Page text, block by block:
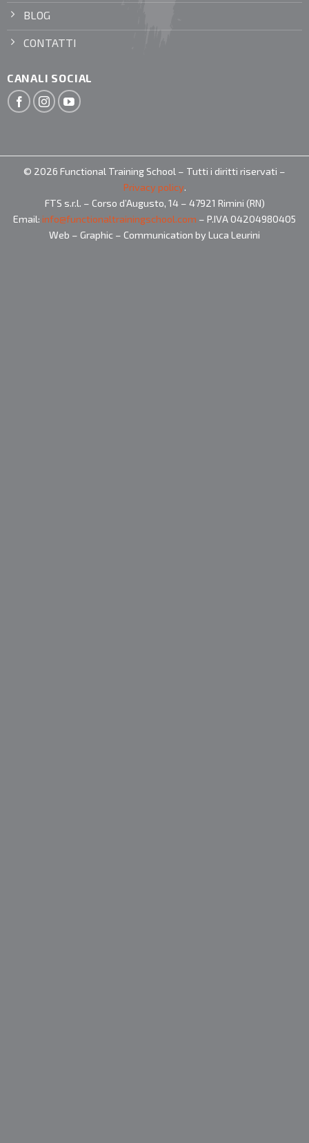
BLOG
CONTATTI
CANALI SOCIAL
© 2026 Functional Training School – Tutti i diritti riservati –
Privacy policy.
FTS s.r.l. – Corso d’Augusto, 14 – 47921 Rimini (RN)
Email: info@functionaltrainingschool.com – P.IVA 04204980405
Web – Graphic – Communication by Luca Leurini